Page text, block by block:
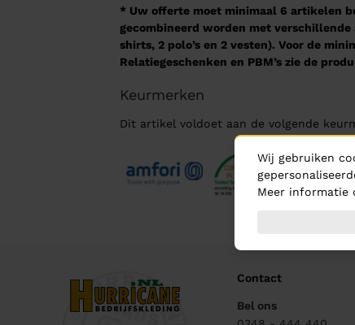
* Uw offerte moet minimaal 6 artikelen
gecombineerd worden met
shirts, 2 polo’s en 2 vesten). Voor de
Relatiegeschenken en PBM’s zie de
Keurmerken
Dit artikel voldoet aan de volgende
Contact
Bel ons
Wij gebruiken
Meer informatie